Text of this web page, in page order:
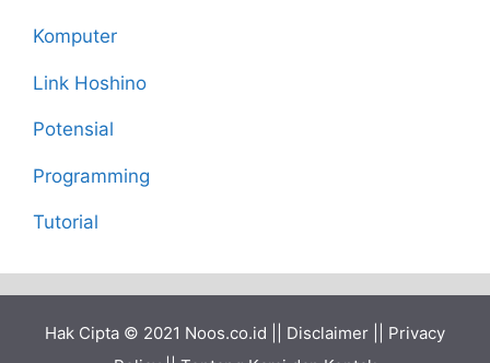
Komputer
Link Hoshino
Potensial
Programming
Tutorial
Hak Cipta © 2021 Noos.co.id Disclaimer
Privacy